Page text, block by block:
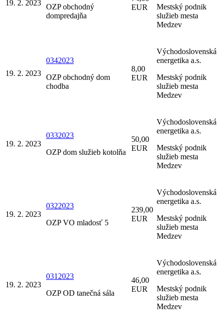
19. 2. 2023 OZP obchodný
dompredajňa
EUR
Mestský podnik
služieb mesta
Medzev
19. 2. 2023
0342023
OZP obchodný dom
chodba
8,00
EUR
Východoslovenská
energetika a.s.
Mestský podnik
služieb mesta
Medzev
19. 2. 2023
0332023
OZP dom služieb kotolňa
50,00
EUR
Východoslovenská
energetika a.s.
Mestský podnik
služieb mesta
Medzev
19. 2. 2023
0322023
OZP VO mladosť 5
239,00
EUR
Východoslovenská
energetika a.s.
Mestský podnik
služieb mesta
Medzev
19. 2. 2023
0312023
OZP OD tanečná sála
46,00
EUR
Východoslovenská
energetika a.s.
Mestský podnik
služieb mesta
Medzev